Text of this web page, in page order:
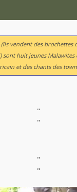
(ils vendent des brochettes
sont huit jeunes Malawites
et des chants des
"
"
"
"